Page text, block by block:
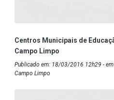
Centros Municipais de
Campo Limpo
Publicado em: 18/03/2016 12h29 -
Campo Limpo